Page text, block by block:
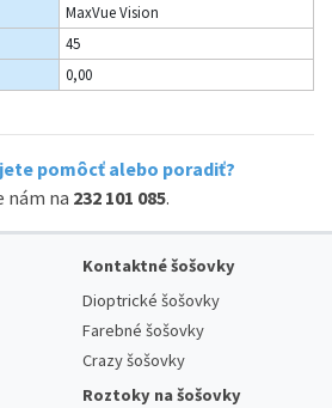
MaxVue Vision
45
0,00
pomôcť alebo poradiť?
nám na 232 101 085.
Kontaktné šošovky
Dioptrické šošovky
Farebné šošovky
Crazy šošovky
Roztoky na šošovky